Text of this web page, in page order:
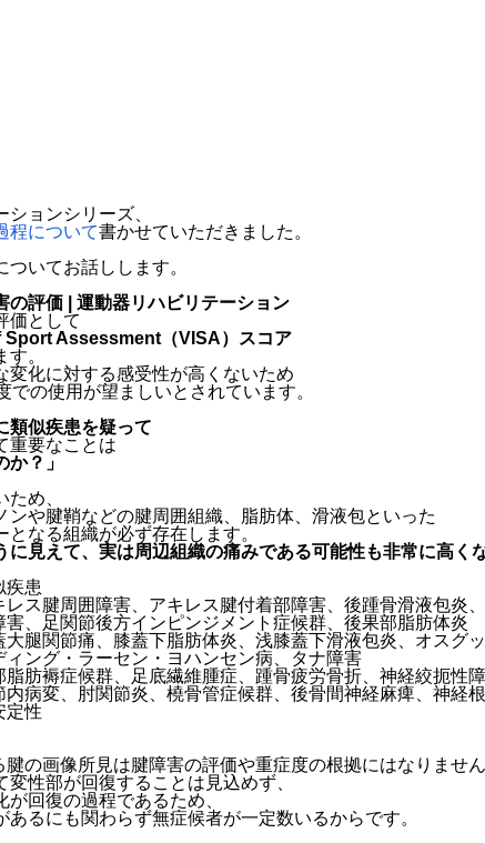
ョンシリーズ、
程について書かせていただきました。
いてお話しします。
の評価 | 運動器リハビリテーション
価として
Assessment（VISA）スコア
。
変化に対する感受性が高くないため
での使用が望ましいとされています。
類似疾患を疑って
重要なことは
か？」
め、
ンや腱鞘などの腱周囲組織、脂肪体、滑液包といった
となる組織が必ず存在します。
に見えて、実は周辺組織の痛みである可能性も非常に高く
疾患
レス腱周囲障害、アキレス腱付着部障害、後踵骨滑液包炎
害、足関節後方インピンジメント症候群、後果部脂肪体炎
大腿関節痛、膝蓋下脂肪体炎、浅膝蓋下滑液包炎、オスグ
ィング・ラーセン・ヨハンセン病、タナ障害
脂肪褥症候群、足底繊維腫症、踵骨疲労骨折、神経絞扼性
内病変、肘関節炎、橈骨管症候群、後骨間神経麻痺、神経
定性
の画像所見は腱障害の評価や重症度の根拠にはなりません
変性部が回復することは見込めず、
回復の過程であるため、
あるにも関わらず無症候者が一定数いるからです。